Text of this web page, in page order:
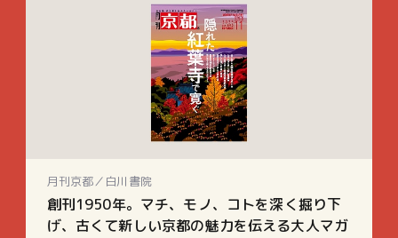
月刊京都／白川書院
創刊1950年。マチ、モノ、コトを深く掘り下
げ、古くて新しい京都の魅力を伝える大人マガ